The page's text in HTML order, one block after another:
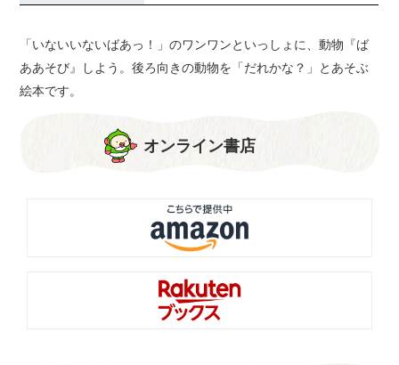
「いないいないばあっ！」のワンワンといっしょに、動物『ば
ああそび』しよう。後ろ向きの動物を「だれかな？」とあそぶ
絵本です。
オンライン書店